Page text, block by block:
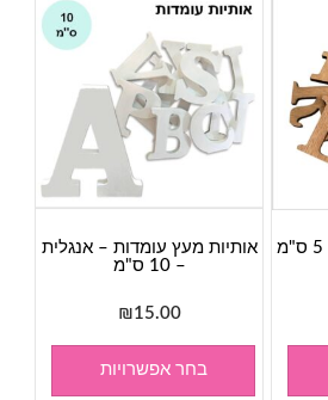
אותיות מעץ עומדות – אנגלית
– 10 ס"מ
₪15.00
בחר אפשרויות